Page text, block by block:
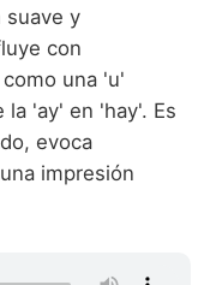
suave y
con
una 'u'
la 'ay' en 'hay'. Es
evoca
impresión